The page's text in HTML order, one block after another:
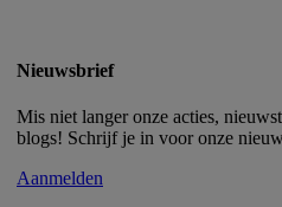
Nieuwsbrief
Mis niet langer onze acties,
blogs! Schrijf je in voor onze
Aanmelden